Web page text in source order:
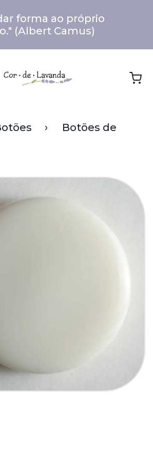
forma ao próprio
(Albert Camus)
Botões de